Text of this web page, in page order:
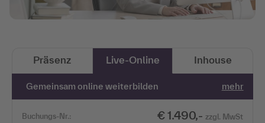
Präsenz Live-Online Inhouse
Gemeinsam online weiterbilden mehr
Buchungs-Nr.: € 1.490,- zzgl. MwSt